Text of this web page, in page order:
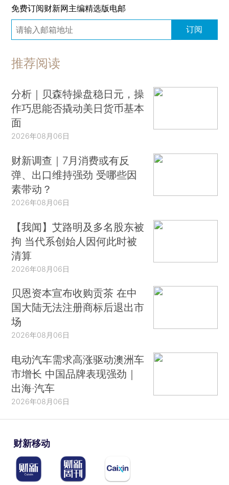
免费订阅财新网主编精选版电邮
订阅
推荐阅读
分析｜贝森特操盘稳日元，操
作巧思能否撬动美日货币基本
面
2026年08月06日
财新调查｜7月消费或有反
弹、出口维持强劲 受哪些因
素带动？
2026年08月06日
【我闻】艾路明及多名股东被
拘 当代系创始人因何此时被
清算
2026年08月06日
贝恩资本宣布收购贡茶 在中
国大陆无法注册商标后退出市
场
2026年08月06日
电动汽车需求高涨驱动澳洲车
市增长 中国品牌表现强劲｜
出海·汽车
2026年08月06日
财新移动